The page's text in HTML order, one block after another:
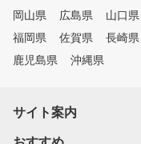
岡山県
広島県 山口県
福岡県
佐賀県 長崎県
鹿児島県
沖縄県
サイト案内